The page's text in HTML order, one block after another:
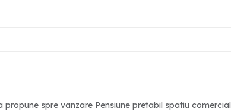
spre vanzare Pensiune pretabil spatiu comercial